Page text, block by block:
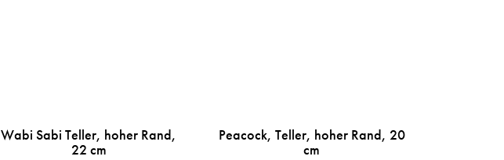
Wabi Sabi Teller, hoher Rand,
22 cm
Peacock, Teller, hoher Rand, 20
cm